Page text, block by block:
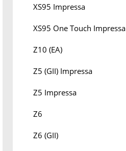
XS95 Impressa
XS95 One Touch Impressa
Z10 (EA)
Z5 (GII) Impressa
Z5 Impressa
Z6
Z6 (GII)